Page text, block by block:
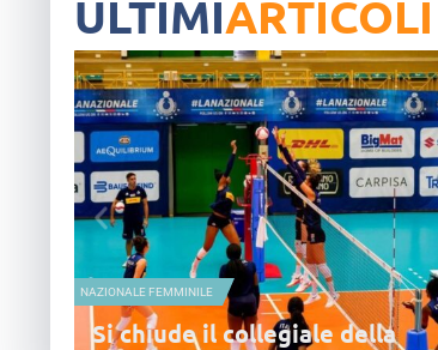
ULTIMIARTICOLI
NAZIONALE FEMMINILE
Si chiude il collegiale della